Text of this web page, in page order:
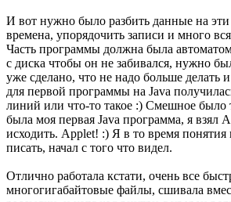
И вот нужно было разбить данные на
времена, упорядочить записи и много
Часть программы должна была
с диска чтобы он не забивался, нужно
уже сделано, что не надо больше делать
для первой программы на Java
линий или что-то такое :) Смешное было
была моя первая Java программа, я взял
исходить. Applet! :) Я в то время понятия
писать, начал с того что видел.
Отлично работала кстати, очень все
многогигабайтовые файлы, сшивала